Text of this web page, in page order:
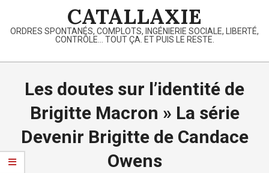
content
CATALLAXIE
ORDRES SPONTANÉS, COMPLOTS, INGÉNIERIE SOCIALE, LIBERTÉ,
CONTRÔLE… TOUT ÇA. ET PUIS LE RESTE.
Primary
Les doutes sur l’identité de
Brigitte Macron » La série
Devenir Brigitte de Candace
Owens